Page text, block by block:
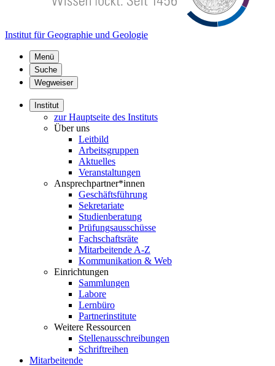
Institut für Geographie und Geologie
Menü
Suche
Wegweiser
Institut
zur Hauptseite des Instituts
Über uns
Leitbild
Arbeitsgruppen
Aktuelles
Veranstaltungen
Ansprechpartner*innen
Geschäftsführung
Sekretariate
Studienberatung
Prüfungsausschüsse
Fachschaftsräte
Mitarbeitende A-Z
Kommunikation & Web
Einrichtungen
Sammlungen
Labore
Lernbüro
Partnerinstitute
Weitere Ressourcen
Stellenausschreibungen
Schriftreihen
Mitarbeitende